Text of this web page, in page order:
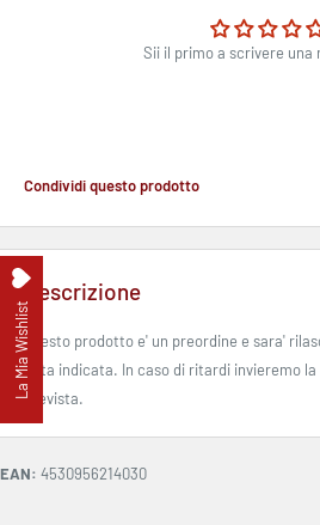
Sii il primo a scrivere una
Condividi questo prodotto
Descrizione
Questo prodotto e' un preordine e sara'
data indicata. In caso di ritardi invieremo
prevista.
EAN: 4530956214030
La Mia Wishlist